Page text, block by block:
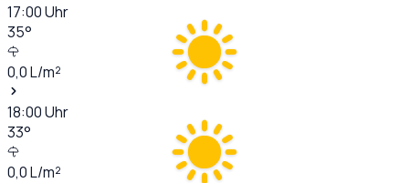
17:00Uhr
35°
0,0L/m²
18:00Uhr
33°
0,0L/m²